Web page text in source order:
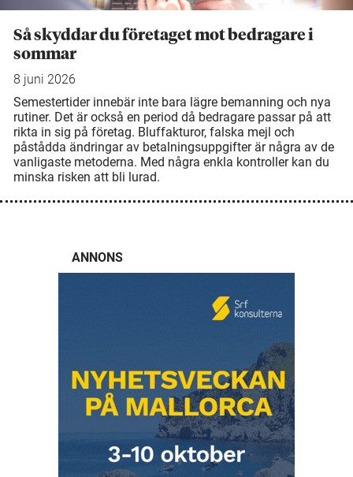
Så skyddar du företaget mot bedragare i
sommar
8 juni 2026
Semestertider innebär inte bara lägre bemanning och nya
rutiner. Det är också en period då bedragare passar på att
rikta in sig på företag. Bluffakturor, falska mejl och
påstådda ändringar av betalningsuppgifter är några av de
vanligaste metoderna. Med några enkla kontroller kan du
minska risken att bli lurad.
ANNONS